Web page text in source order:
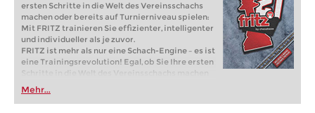
ersten Schritte in die Welt des Vereinsschachs
machen oder bereits auf Turnierniveau spielen:
Mit FRITZ trainieren Sie effizienter, intelligenter
und individueller als je zuvor.
FRITZ ist mehr als nur eine Schach-Engine – es ist
eine Trainingsrevolution! Egal, ob Sie Ihre ersten
Schritte in die Welt des Vereinsschachs machen
oder bereits auf Turnierniveau spielen: Mit
FRITZ trainieren Sie effizienter, intelligenter und
individueller als je zuvor.
Mehr...